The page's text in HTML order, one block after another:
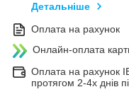
Детальніше
Оплата на рахунок
Онлайн-оплата
Оплата на рахунок
протягом 2-4х днів